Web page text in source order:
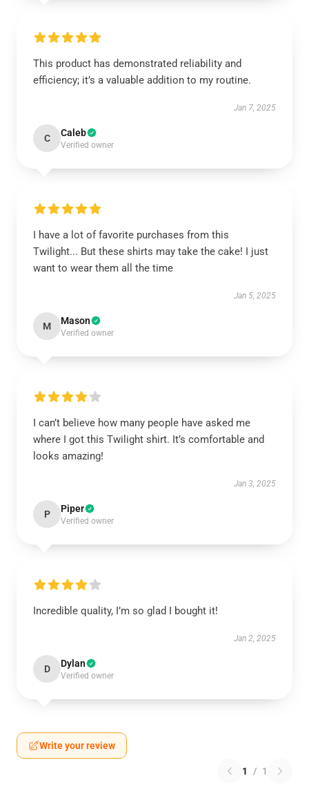
This product has demonstrated reliability and
efficiency; it’s a valuable addition to my routine.
Jan 7, 2025
C Caleb
Verified owner
I have a lot of favorite purchases from this
Twilight... But these shirts may take the cake! I just
want to wear them all the time
Jan 5, 2025
M Mason
Verified owner
I can’t believe how many people have asked me
where I got this Twilight shirt. It’s comfortable and
looks amazing!
Jan 3, 2025
P Piper
Verified owner
Incredible quality, I’m so glad I bought it!
Jan 2, 2025
D Dylan
Verified owner
Write your review
1 / 1